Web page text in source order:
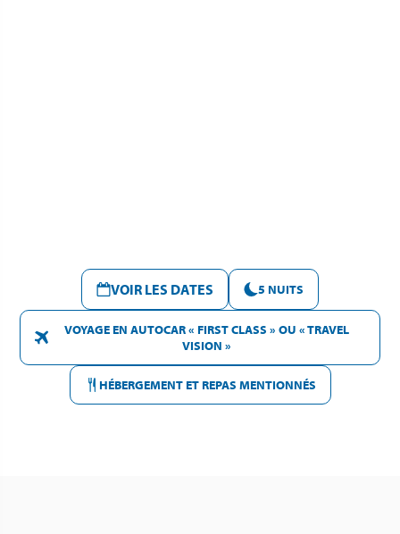
VOIR LES DATES 5 NUITS
VOYAGE EN AUTOCAR « FIRST CLASS » OU « TRAVEL
VISION »
HÉBERGEMENT ET REPAS MENTIONNÉS